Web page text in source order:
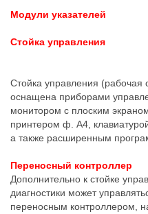
Модули указателей
Стойка управления
Стойка управления (рабочая
оснащена приборами
монитором с плоским
принтером ф. А4,
а также расширенным
Переносный контроллер
Дополнительно к стойке
диагностики может
переносным контроллером,